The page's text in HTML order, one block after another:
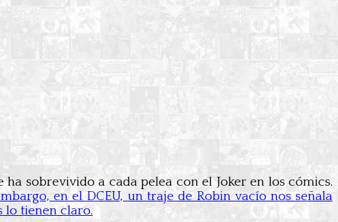
sobrevivido a cada pelea con el Joker en los cómics.
en el DCEU, un traje de Robin vacío nos señala
lo tienen claro.